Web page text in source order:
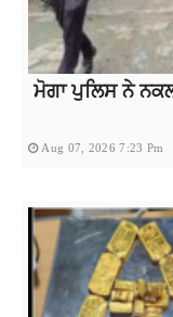
ਮੋਗਾ ਪੁਲਿਸ ਨੇ
Aug 07, 2026 7:23 Pm